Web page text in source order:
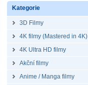
Kategorie
3D Filmy
4K filmy (Mastered in 4K)
4K Ultra HD filmy
Akční filmy
Anime / Manga filmy